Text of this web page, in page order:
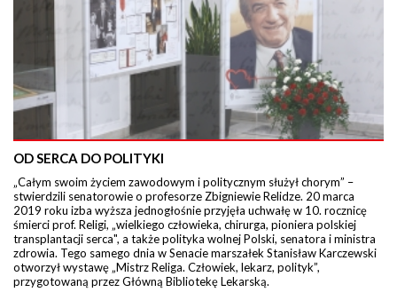
OD SERCA DO POLITYKI
„Całym swoim życiem zawodowym i politycznym służył chorym” –
stwierdzili senatorowie o profesorze Zbigniewie Relidze. 20 marca
2019 roku izba wyższa jednogłośnie przyjęła uchwałę w 10. rocznicę
śmierci prof. Religi, „wielkiego człowieka, chirurga, pioniera polskiej
transplantacji serca", a także polityka wolnej Polski, senatora i ministra
zdrowia. Tego samego dnia w Senacie marszałek Stanisław Karczewski
otworzył wystawę „Mistrz Religa. Człowiek, lekarz, polityk”,
przygotowaną przez Główną Bibliotekę Lekarską.